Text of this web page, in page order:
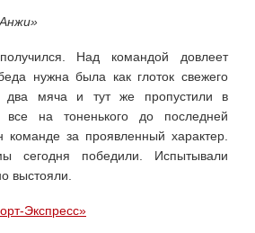
Над командой довлеет
нужна была как глоток свежего
два мяча и тут же пропустили в
все на тоненького до последней
команде за проявленный характер.
сегодня победили. Испытывали
выстояли.
Экспресс»